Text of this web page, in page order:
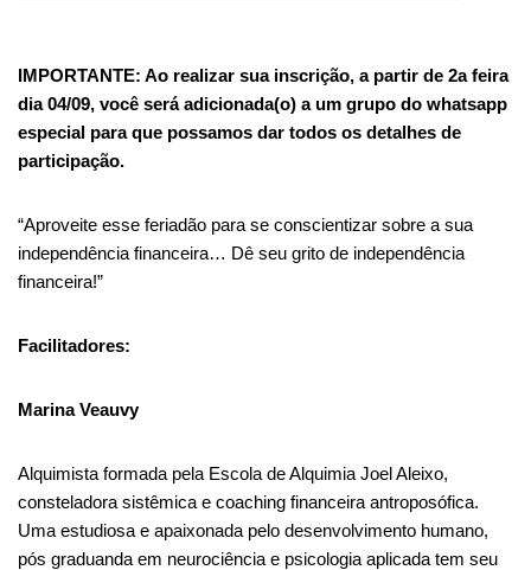
IMPORTANTE: Ao realizar sua inscrição, a partir de 2a feira
dia 04/09, você será adicionada(o) a um grupo do whatsapp
especial para que possamos dar todos os detalhes de
participação.
“Aproveite esse feriadão para se conscientizar sobre a sua
independência financeira… Dê seu grito de independência
financeira!”
Facilitadores:
Marina Veauvy
Alquimista formada pela Escola de Alquimia Joel Aleixo,
consteladora sistêmica e coaching financeira antroposófica.
Uma estudiosa e apaixonada pelo desenvolvimento humano,
pós graduanda em neurociência e psicologia aplicada tem seu